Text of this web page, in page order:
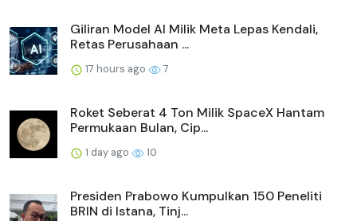
Giliran Model AI Milik Meta Lepas Kendali,
Retas Perusahaan ...
17 hours ago 7
Roket Seberat 4 Ton Milik SpaceX Hantam
Permukaan Bulan, Cip...
1 day ago 10
Presiden Prabowo Kumpulkan 150 Peneliti
BRIN di Istana, Tinj...